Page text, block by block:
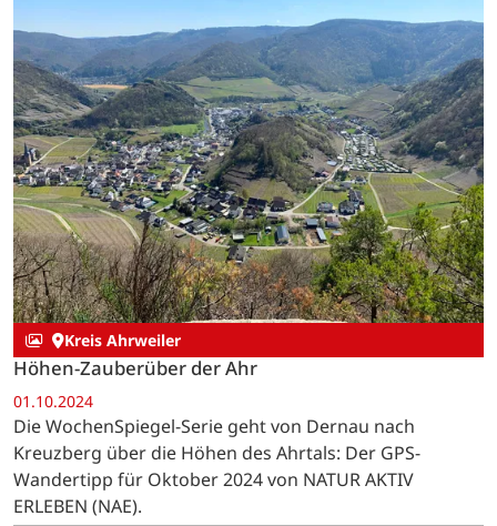
Kreis Ahrweiler
Höhen-Zauberüber der Ahr
01.10.2024
Die WochenSpiegel-Serie geht von Dernau nach
Kreuzberg über die Höhen des Ahrtals: Der GPS-
Wandertipp für Oktober 2024 von NATUR AKTIV
ERLEBEN (NAE).